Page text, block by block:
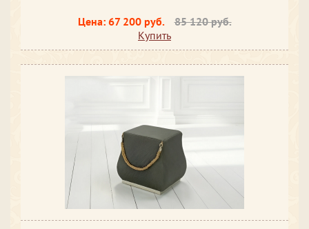
Цена: 67 200 руб.
85 120 руб.
Купить